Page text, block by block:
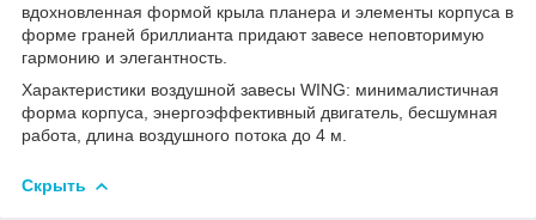
вдохновленная формой крыла планера и элементы корпуса в
форме граней бриллианта придают завесе неповторимую
гармонию и элегантность.
Характеристики воздушной завесы WING: минималистичная
форма корпуса, энергоэффективный двигатель, бесшумная
работа, длина воздушного потока до 4 м.
Скрыть